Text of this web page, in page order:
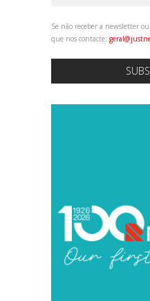
Se não receber a newsletter
que nos contacte: